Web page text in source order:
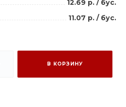
12.69 р. / бус.
11.07 р. / бус.
В КОРЗИНУ